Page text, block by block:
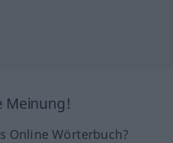
Meinung!
Online Wörterbuch?